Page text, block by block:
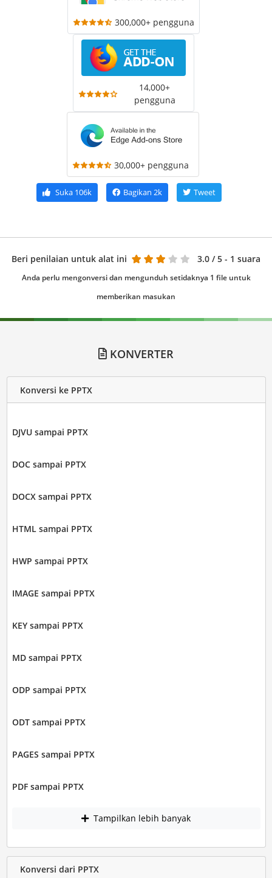
300,000+ pengguna
14,000+
pengguna
30,000+ pengguna
Suka106k Bagikan 2k Tweet
Beri penilaian untuk alat ini 3.0 / 5 - 1 suara
Anda perlu mengonversi dan mengunduh setidaknya 1 file untuk
memberikan masukan
KONVERTER
Konversi ke PPTX
DJVU sampai PPTX
DOC sampai PPTX
DOCX sampai PPTX
HTML sampai PPTX
HWP sampai PPTX
IMAGE sampai PPTX
KEY sampai PPTX
MD sampai PPTX
ODP sampai PPTX
ODT sampai PPTX
PAGES sampai PPTX
PDF sampai PPTX
Tampilkan lebih banyak
Konversi dari PPTX